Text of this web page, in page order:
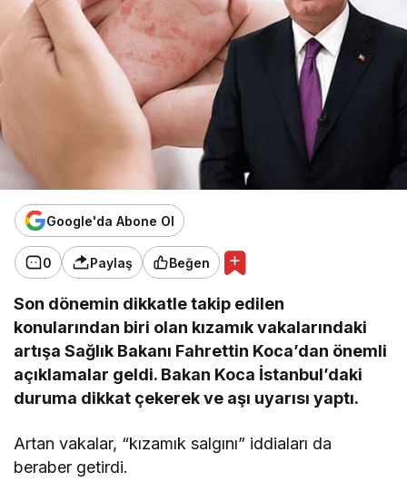
Google'da Abone Ol
0 Paylaş Beğen
Son dönemin dikkatle takip edilen
konularından biri olan kızamık vakalarındaki
artışa Sağlık Bakanı Fahrettin Koca’dan önemli
açıklamalar geldi. Bakan Koca İstanbul’daki
duruma dikkat çekerek ve aşı uyarısı yaptı.
Artan vakalar, “kızamık salgını” iddiaları da
beraber getirdi.